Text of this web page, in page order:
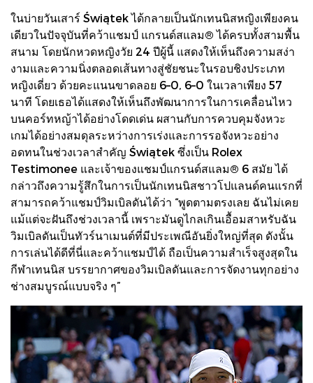
ในบ่ายวันเสาร์ Świątek ได้กลายเป็นนักเทนนิสหญิงเพียงคน
เดียวในปัจจุบันที่คว้าแชมป์ แกรนด์สแลม® ได้ครบทั้งสามพื้น
สนาม โดยนักหวดหญิงวัย 24 ปีผู้นี้ แสดงให้เห็นถึงความสง่า
งามและความนิ่งตลอดเส้นทางสู่ชัยชนะในรอบชิงประเภท
หญิงเดี่ยว ด้วยคะแนนขาดลอย 6–0, 6–0 ในเวลาเพียง 57
นาที โดยเธอได้แสดงให้เห็นถึงพัฒนาการในการเคลื่อนไหว
บนคอร์ทหญ้าได้อย่างโดดเด่น ผสานกับการควบคุมจังหวะ
เกมได้อย่างสมดุลระหว่างการเร่งและการรอจังหวะอย่าง
อดทนในช่วงเวลาสำคัญ Świątek ซึ่งเป็น Rolex
Testimonee และเจ้าของแชมป์แกรนด์สแลม® 6 สมัย ได้
กล่าวถึงความรู้สึกในการเป็นนักเทนนิสชาวโปแลนด์คนแรกที่
สามารถคว้าแชมป์วิมเบิลดันได้ว่า “พูดตามตรงเลย ฉันไม่เคย
แม้แต่จะฝันถึงช่วงเวลานี้ เพราะมันดูไกลเกินเอื้อมสาหรับฉัน
วิมเบิลดันเป็นทัวร์นาเมนต์ที่มีประเพณีอันยิ่งใหญ่ที่สุด ดังนั้น
การเล่นได้ดีที่นี่และคว้าแชมป์ได้ ถือเป็นความสำเร็จสูงสุดใน
กีฬาเทนนิส บรรยากาศของวิมเบิลดันและการจัดงานทุกอย่าง
ช่างสมบูรณ์แบบจริง ๆ”